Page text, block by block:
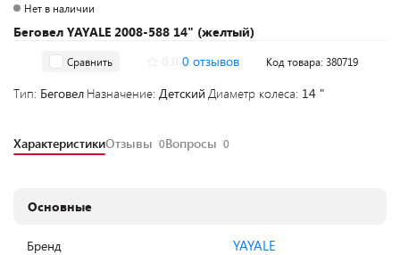
Беговел YAYALE 2008-588 14" (желтый)
Нет в наличии
Сравнить 0 отзывов Код товара: 380719
Тип: Беговел Назначение: Детский Диаметр колеса: 14 "
ХарактеристикиОтзывы 0Вопросы 0
Основные
Бренд YAYALE